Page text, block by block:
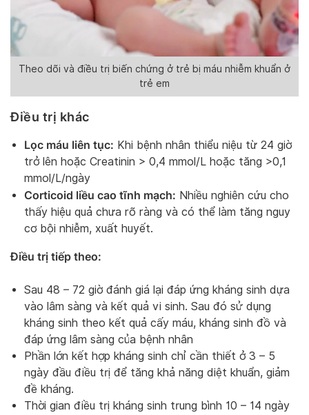
Theo dõi và điều trị biến chứng ở trẻ bị máu nhiễm khuẩn ở
trẻ em
Điều trị khác
Lọc máu liên tục: Khi bệnh nhân thiểu niệu từ 24 giờ
trở lên hoặc Creatinin > 0,4 mmol/L hoặc tăng >0,1
mmol/L/ngày
Corticoid liều cao tĩnh mạch: Nhiều nghiên cứu cho
thấy hiệu quả chưa rõ ràng và có thể làm tăng nguy
cơ bội nhiễm, xuất huyết.
Điều trị tiếp theo:
Sau 48 – 72 giờ đánh giá lại đáp ứng kháng sinh dựa
vào lâm sàng và kết quả vi sinh. Sau đó sử dụng
kháng sinh theo kết quả cấy máu, kháng sinh đồ và
đáp ứng lâm sàng của bệnh nhân
Phần lớn kết hợp kháng sinh chỉ cần thiết ở 3 – 5
ngày đầu điều trị để tăng khả năng diệt khuẩn, giảm
đề kháng.
Thời gian điều trị kháng sinh trung bình 10 – 14 ngày